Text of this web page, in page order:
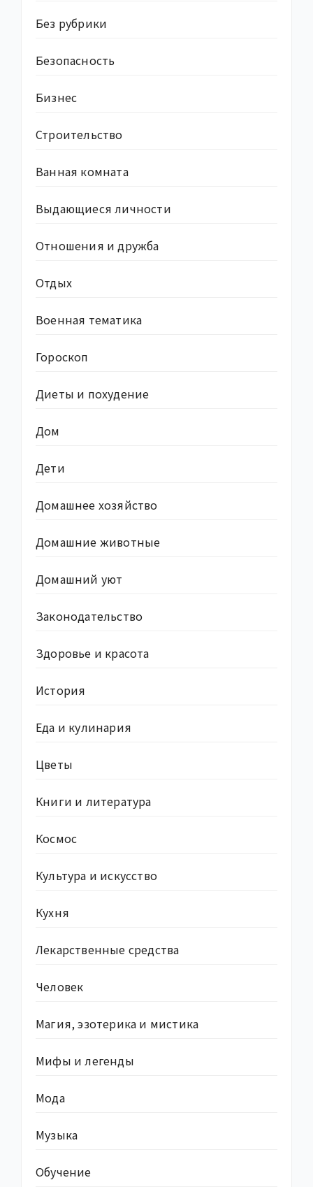
Без рубрики
Безопасность
Бизнес
Строительство
Ванная комната
Выдающиеся личности
Отношения и дружба
Отдых
Военная тематика
Гороскоп
Диеты и похудение
Дом
Дети
Домашнее хозяйство
Домашние животные
Домашний уют
Законодательство
Здоровье и красота
История
Еда и кулинария
Цветы
Книги и литература
Космос
Культура и искусство
Кухня
Лекарственные средства
Человек
Магия, эзотерика и мистика
Мифы и легенды
Мода
Музыка
Обучение